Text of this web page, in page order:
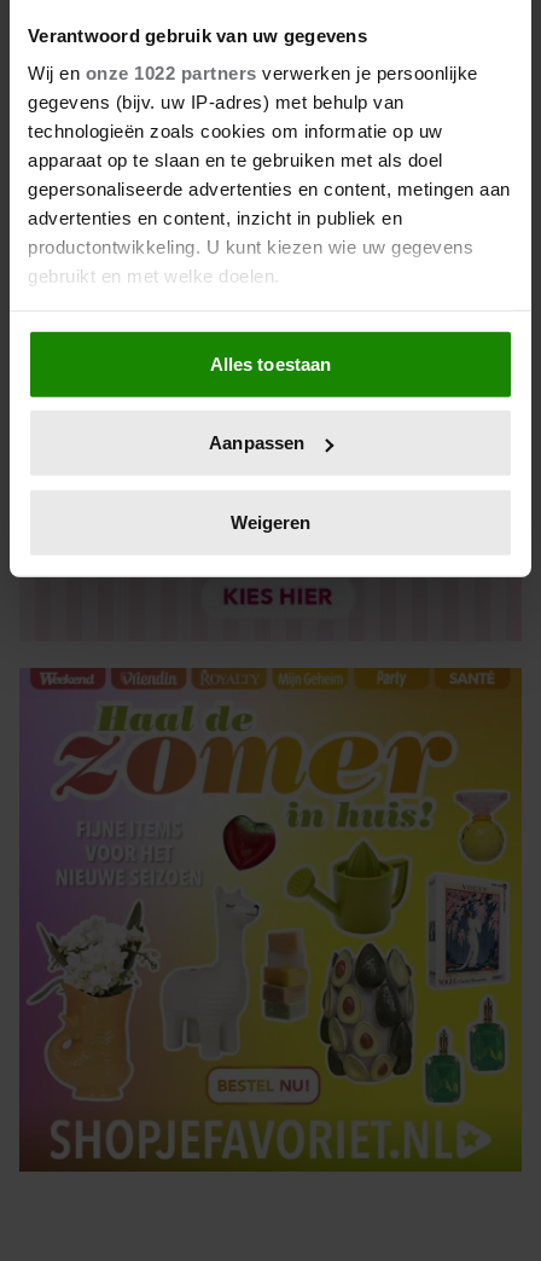
Verantwoord gebruik van uw gegevens
Wij en onze 1022 partners verwerken je persoonlijke
gegevens (bijv. uw IP-adres) met behulp van
technologieën zoals cookies om informatie op uw
apparaat op te slaan en te gebruiken met als doel
gepersonaliseerde advertenties en content, metingen aan
advertenties en content, inzicht in publiek en
productontwikkeling. U kunt kiezen wie uw gegevens
gebruikt en met welke doelen.
Als u het toestaat, willen we ook graag:
Informatie verzamelen over uw geografische locatie,
die tot een paar meter nauwkeurig kan zijn
op specifieke eigenschappen (fingerprinting)
verwerkt en stel uw voorkeuren in het
intrekken in de Cookieverklaring.
en om ons websiteverkeer te analyseren. Ook delen we
informatie over uw gebruik van onze site met onze
partners voor social media, adverteren en analyse. Deze
partners kunnen deze gegevens combineren met andere
informatie die u aan ze heeft verstrekt of die ze hebben
verzameld op basis van uw gebruik van hun services. U
gaat akkoord met onze cookies als u onze website blijft
Alles toestaan
Aanpassen
Weigeren
Los kopen